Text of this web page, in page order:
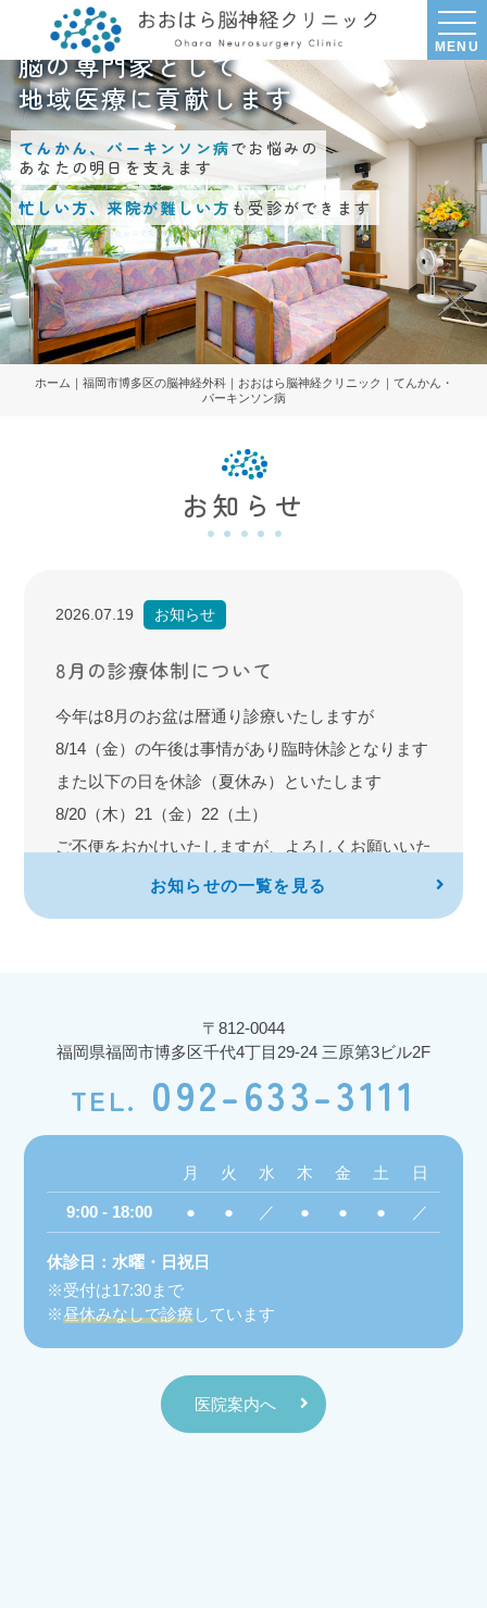
MENU
脳の専門家として
地域医療に貢献します
てんかん、パーキンソン病でお悩みの
あなたの明日を支えます
忙しい方、来院が難しい方 も受診ができます
ホーム｜福岡市博多区の脳神経外科｜おおはら脳神経クリニック｜てんかん・
パーキンソン病
お知らせ
2026.07.19 お知らせ
8月の診療体制について
今年は8月のお盆は暦通り診療いたしますが
8/14（金）の午後は事情があり臨時休診となります
また以下の日を休診（夏休み）といたします
8/20（木）21（金）22（土）
ご不便をおかけいたしますが、よろしくお願いいた
【重要】カード決済に関するお知らせと
お詫び
最近、当院を過去に受診された際のカード決済につ
る事例が発生しております。
この事象は、当院で
QUICPay、楽天Edy、iDをご利
原因は、当院の決済手続きの不備により、これまで
未確定となっていた決済情報が先月カード会社へ送
信され、売上が確定したためです。
そのため、今回の請求は過去にご利用いただいた際
の決済に対するものであり、二重請求ではありませ
お知らせの一覧を見る
〒812-0044
福岡県福岡市博多区千代4丁目29-24 三原第3ビル2F
TEL. 092-633-3111
月 火 水 木 金 土 日
9:00 - 18:00 ● ● ／ ● ● ● ／
休診日：水曜・日祝日
受付は17:30まで
昼休みなしで診療しています
医院案内へ